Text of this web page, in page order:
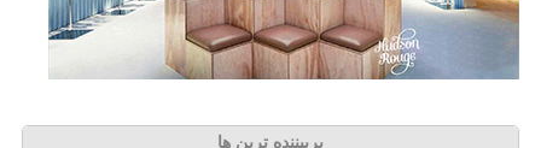
پربیننده ترین ها